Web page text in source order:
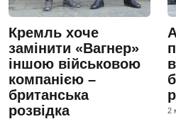
Кремль хоче
замінити «Вагнер»
іншою військовою
компанією –
британська
розвідка
2